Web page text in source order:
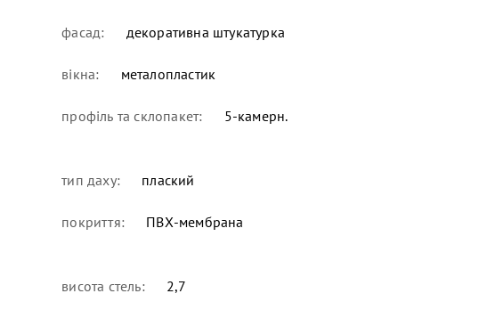
фасад: декоративна штукатурка
вікна: металопластик
профіль та склопакет: 5-камерн.
тип даху: плаский
покриття: ПВХ-мембрана
висота стель: 2,7